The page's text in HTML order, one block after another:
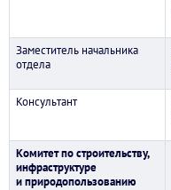
Заместитель начальника
отдела
Консультант
Комитет по строительству,
инфраструктуре
и природопользованию